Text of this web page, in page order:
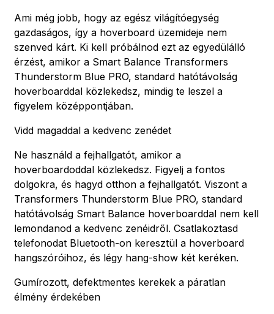
Ami még jobb, hogy az egész világítóegység
gazdaságos, így a hoverboard üzemideje nem
szenved kárt. Ki kell próbálnod ezt az egyedülálló
érzést, amikor a Smart Balance Transformers
Thunderstorm Blue PRO, standard hatótávolság
hoverboarddal közlekedsz, mindig te leszel a
figyelem középpontjában.
Vidd magaddal a kedvenc zenédet
Ne használd a fejhallgatót, amikor a
hoverboardoddal közlekedsz. Figyelj a fontos
dolgokra, és hagyd otthon a fejhallgatót. Viszont a
Transformers Thunderstorm Blue PRO, standard
hatótávolság Smart Balance hoverboarddal nem kell
lemondanod a kedvenc zenéidről. Csatlakoztasd
telefonodat Bluetooth-on keresztül a hoverboard
hangszóróihoz, és légy hang-show két keréken.
Gumírozott, defektmentes kerekek a páratlan
élmény érdekében